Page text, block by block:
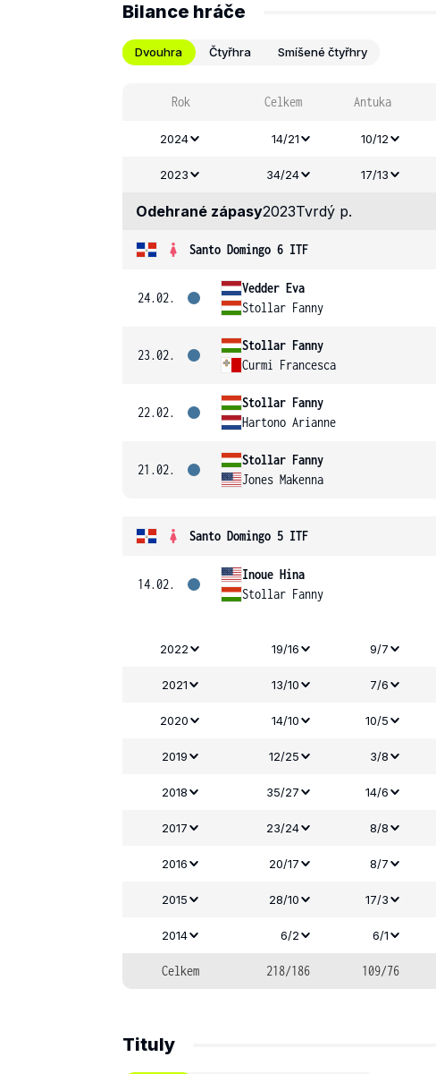
Bilance hráče
Dvouhra Čtyřhra Smíšené čtyřhry
Rok Celkem Antuka
2024 14/21 10/12
2023 34/24 17/13
Odehrané zápasy2023Tvrdý p.
Santo Domingo 6 ITF
24.02.
Vedder Eva
Stollar Fanny
23.02.
Stollar Fanny
Curmi Francesca
22.02.
Stollar Fanny
Hartono Arianne
21.02.
Stollar Fanny
Jones Makenna
Santo Domingo 5 ITF
14.02.
Inoue Hina
Stollar Fanny
2022 19/16 9/7
2021 13/10 7/6
2020 14/10 10/5
2019 12/25 3/8
2018 35/27 14/6
2017 23/24 8/8
2016 20/17 8/7
2015 28/10 17/3
2014 6/2 6/1
Celkem 218/186 109/76
Tituly